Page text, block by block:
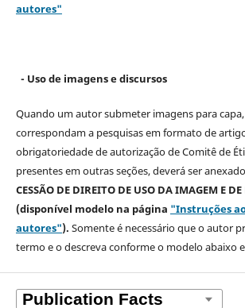
autores"
- Uso de imagens e discursos
Quando um autor submeter imagens para
correspondam a pesquisas em formato de
obrigatoriedade de autorização de Comitê de
presentes em outras seções, deverá ser
CESSÃO DE DIREITO DE USO DA IMAGEM E
(disponível modelo na página "Instruções
autores"). Somente é necessário que o autor
termo e o descrevaconforme o modelo abaixo